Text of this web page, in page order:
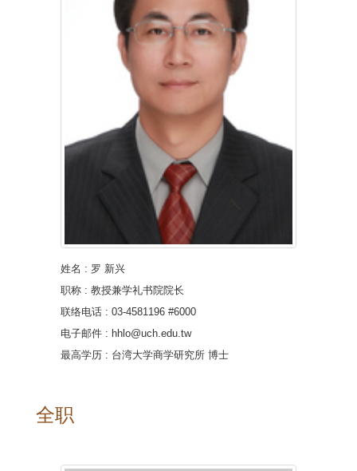
姓名 : 罗 新兴
职称 : 教授兼学礼书院院长
联络电话 : 03-4581196 #6000
电子邮件 : hhlo@uch.edu.tw
最高学历 : 台湾大学商学研究所 博士
全职